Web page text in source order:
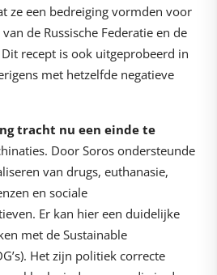
ze een bedreiging vormden voor
de Russische Federatie en de
recept is ook uitgeprobeerd in
met hetzelfde negatieve
tracht nu een einde te
Door Soros ondersteunde
van drugs, euthanasie,
en sociale
Er kan hier een duidelijke
met de Sustainable
Het zijn politiek correcte